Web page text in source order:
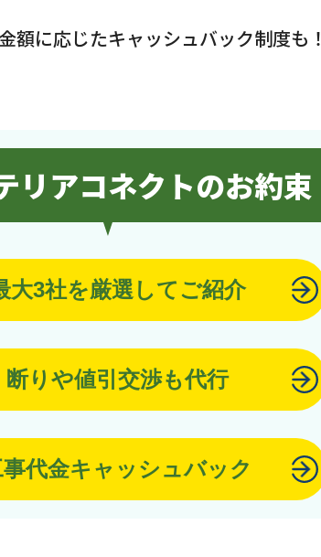
額に応じたキャッシュバック制度も！
リアコネクトのお約束
大3社を厳選してご紹介
断りや値引交渉も代行
代金キャッシュバック